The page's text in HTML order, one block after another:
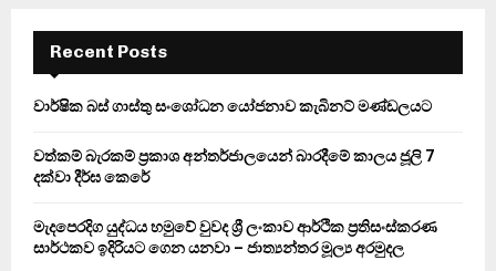
f
r
E
A
Recent Posts
වාර්ෂික බස් ගාස්තු සංශෝධන යෝජනාව කැබිනට් මණ්ඩලයට
වත්කම් බැරකම් ප්‍රකාශ අන්තර්ජාලයෙන් බාරදීමේ කාලය ජූලි 7
දක්වා දීර්ඝ කෙරේ
මැදපෙරදිග යුද්ධය හමුවේ වුවද ශ්‍රී ලංකාව ආර්ථික ප්‍රතිසංස්කරණ
සාර්ථකව ඉදිරියට ගෙන යනවා – ජාත්‍යන්තර මූල්‍ය අරමුදල